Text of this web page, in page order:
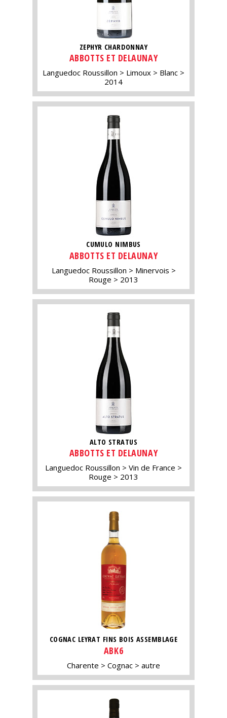
ZEPHYR CHARDONNAY
ABBOTTS ET DELAUNAY
Languedoc Roussillon Limoux
Blanc
2014
CUMULO NIMBUS
ABBOTTS ET DELAUNAY
Languedoc Roussillon
Minervois
Rouge
2013
ALTO STRATUS
ABBOTTS ET DELAUNAY
Languedoc Roussillon
Vin de France
Rouge
2013
COGNAC LEYRAT FINS BOIS ASSEMBLAGE
ABK6
Charente Cognac autre